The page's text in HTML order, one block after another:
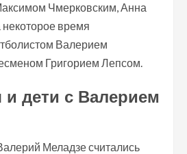
Чмерковским, Анна
время
Валерием
Григорием Лепсом.
дети с Валерием
Меладзе считались